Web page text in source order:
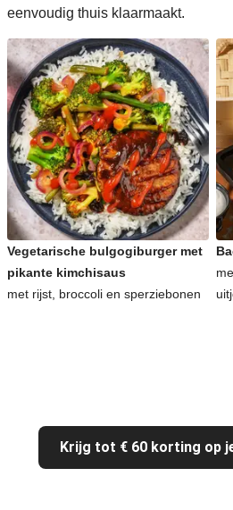
eenvoudig thuis klaarmaakt.
Vegetarische bulgogiburger met
pikante kimchisaus
met rijst, broccoli en sperziebonen
Krijg tot € 60 korting op